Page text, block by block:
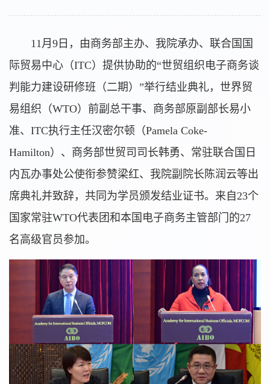
11月9日，由商务部主办、我院承办、联合国国
际贸易中心（ITC）提供协助的“世贸组织电子商务谈
判能力建设研修班（二期）”举行结业典礼，世界贸
易组织（WTO）前副总干事、商务部原副部长易小
准、ITC执行主任汉密尔顿（Pamela Coke-
Hamilton）、商务部世贸司司长韩勇、常驻联合国日
内瓦办事处公使衔参赞梁红、我院副院长陈润云等出
席典礼并致辞，共同为学员颁发结业证书。来自23个
国家常驻WTO代表团和本国电子商务主管部门的27
名高级官员参加。